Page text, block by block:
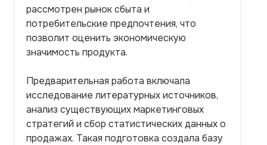
рассмотрен рынок сбыта и
потребительские предпочтения, что
позволит оценить экономическую
значимость продукта.
Предварительная работа включала
исследование литературных источников,
анализ существующих маркетинговых
стратегий и сбор статистических данных о
продажах. Такая подготовка создала базу